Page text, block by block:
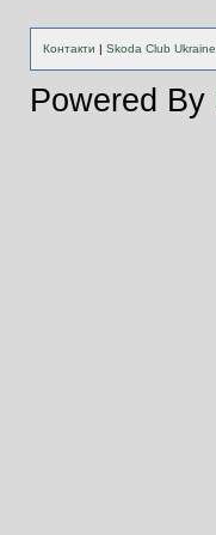
Контакти | Skoda Club Ukraine
Powered By